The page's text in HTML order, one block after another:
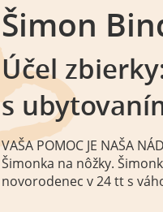
Šimon
Účel
s
VAŠA POMOC JE NAŠA
Šimonka na nôžky.
novorodenec v 24 tt s